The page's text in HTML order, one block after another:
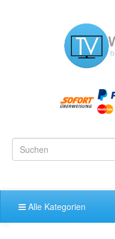
Alle Kategorien